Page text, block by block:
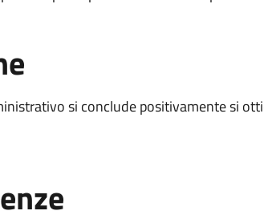
si conclude positivamente si